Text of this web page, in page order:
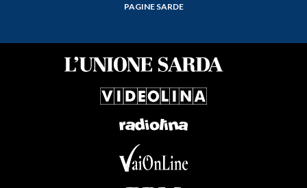
PAGINE SARDE